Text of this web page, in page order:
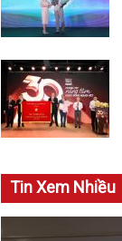
Tin Xem Nhiều